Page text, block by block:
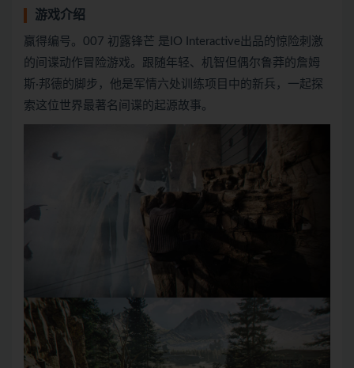
游戏介绍
赢得编号。007 初露锋芒 是IO Interactive出品的惊险刺激
的间谍动作冒险游戏。跟随年轻、机智但偶尔鲁莽的詹姆
斯·邦德的脚步，他是军情六处训练项目中的新兵，一起探
索这位世界最著名间谍的起源故事。